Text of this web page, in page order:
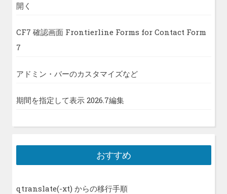
開く
CF7 確認画面 Frontierline Forms for Contact Form
7
アドミン・バーのカスタマイズなど
期間を指定して表示 2026.7編集
おすすめ
qtranslate(-xt) からの移行手順